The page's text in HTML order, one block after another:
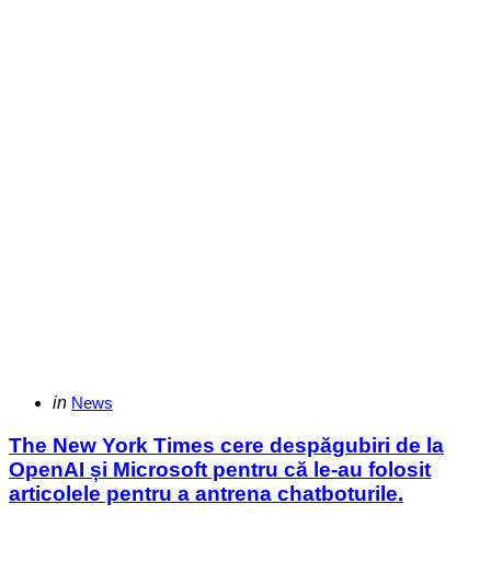
Categories
Posted
in News
The New York Times cere despăgubiri de la
OpenAI și Microsoft pentru că le-au folosit
articolele pentru a antrena chatboturile.